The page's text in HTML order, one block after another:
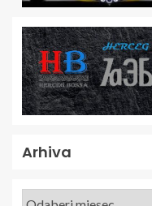
Arhiva